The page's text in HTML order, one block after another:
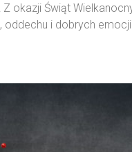
Z okazji Świąt
oddechu i dobrych